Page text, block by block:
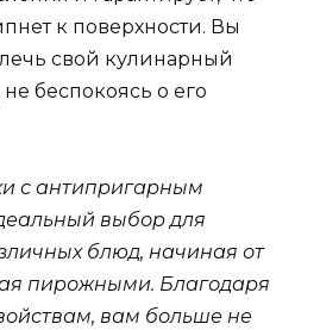
к поверхности. Вы
свой кулинарный
беспокоясь о его
с антипригарным
выбор для
блюд, начиная от
пирожными. Благодаря
вам больше не